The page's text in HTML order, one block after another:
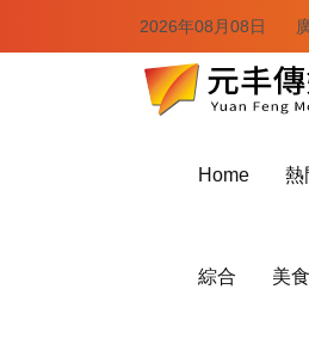
2026年08月08日
Home 熱
綜合 美食